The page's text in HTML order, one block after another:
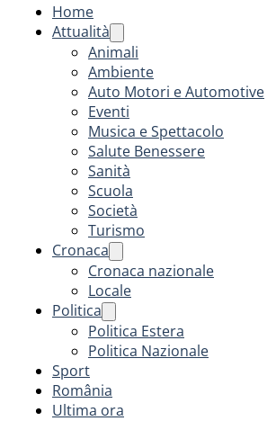
Home
Attualità
Animali
Ambiente
Auto Motori e Automotive
Eventi
Musica e Spettacolo
Salute Benessere
Sanità
Scuola
Società
Turismo
Cronaca
Cronaca nazionale
Locale
Politica
Politica Estera
Politica Nazionale
Sport
România
Ultima ora